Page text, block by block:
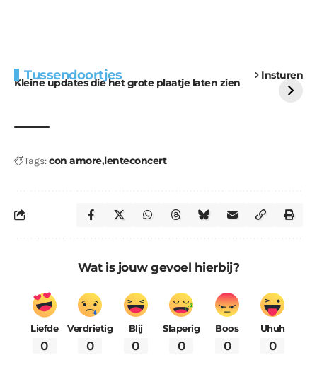
Tussendoortjes Insturen
Kleine updates die het grote plaatje laten zien
voor kabouters
uitdaging
Tags:con amorelenteconcert
Wat is jouw gevoel hierbij?
Liefde
0
Verdrietig
0
Blij
0
Slaperig
0
Boos
0
Uhuh
0